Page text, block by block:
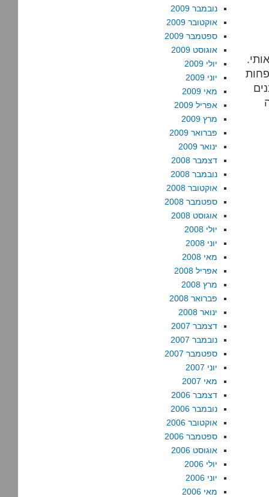
אותי.
מ-1000 סרבנים
נובמבר 2009
אוקטובר 2009
ספטמבר 2009
אוגוסט 2009
יולי 2009
יוני 2009
מאי 2009
אפריל 2009
מרץ 2009
פברואר 2009
ינואר 2009
דצמבר 2008
נובמבר 2008
אוקטובר 2008
ספטמבר 2008
אוגוסט 2008
יולי 2008
יוני 2008
מאי 2008
אפריל 2008
מרץ 2008
פברואר 2008
ינואר 2008
דצמבר 2007
נובמבר 2007
ספטמבר 2007
יוני 2007
מאי 2007
דצמבר 2006
נובמבר 2006
אוקטובר 2006
ספטמבר 2006
אוגוסט 2006
יולי 2006
יוני 2006
מאי 2006